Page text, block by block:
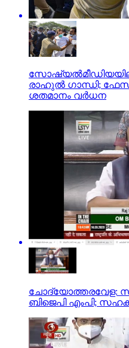
സോഷ്യല്‍മീഡിയയിലും
രാഹുല്‍ ഗാന്ധി;
ശതമാനം വര്‍ധന
ചോദ്യോത്തരവേള:
ബിജെപി എംപി;